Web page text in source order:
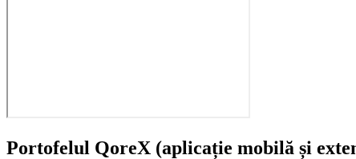
Portofelul QoreX (aplicație mobilă și